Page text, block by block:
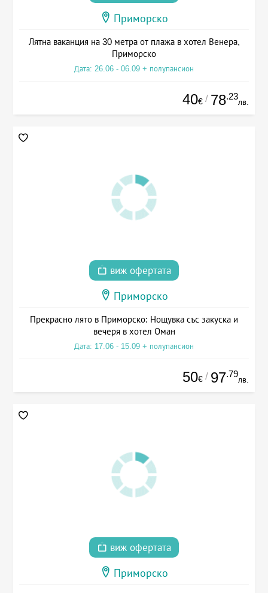
Приморско
Лятна ваканция на 30 метра от плажа в хотел Венера,
Приморско
Дата: 26.06 - 06.09 + полупансион
40€ / 78.23
лв.
виж офертата
Приморско
Прекрасно лято в Приморско: Нощувка със закуска и
вечеря в хотел Оман
Дата: 17.06 - 15.09 + полупансион
50€ / 97.79
лв.
виж офертата
Приморско